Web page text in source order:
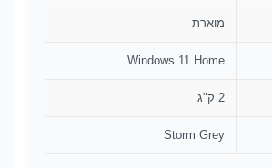
מוארת
Windows 11 Home
2 ק"ג
Storm Grey